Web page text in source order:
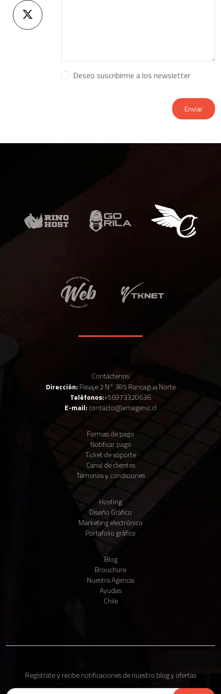
Deseo suscribirme a los newsletter
Enviar
Contáctenos
Dirección: Pasaje 2 N° 385 Rancagua Norte
Teléfonos:+56973320636
E-mail: contacto@emagenic.cl
Formas de pago
Notificar pago
Ticket de soporte
Canal de clientes
Términos y condiciones
Hosting
Diseño Gráfico
Marketing electrónico
Portafolio gráfico
Blog
Brouchure
Nuestra Agencia
Ayudas
Chile
Regístrate y recibe notificaciones de nuestro blog y ofertas
● Vendedor virtual · En línea
Para comenzar, cuéntanos tu nombre y tu WhatsApp 📱 Te enviaremos